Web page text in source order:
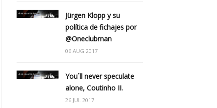
Jürgen Klopp y su
política de fichajes por
@Oneclubman
06 AUG 2017
You´ll never speculate
alone, Coutinho II.
26 JUL 2017